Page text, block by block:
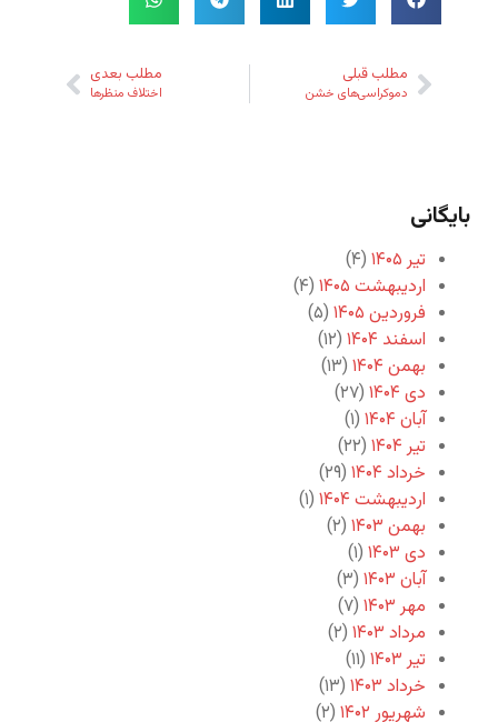
مطلب قبلی
دموکراسی‌های خشن
مطلب بعدی
اختلاف منظرها
بایگانی
تیر ۱۴۰۵
(۴)
اردیبهشت ۱۴۰۵
(۴)
فروردین ۱۴۰۵
(۵)
اسفند ۱۴۰۴
(۱۲)
بهمن ۱۴۰۴
(۱۳)
دی ۱۴۰۴
(۲۷)
آبان ۱۴۰۴
(۱)
تیر ۱۴۰۴
(۲۲)
خرداد ۱۴۰۴
(۲۹)
اردیبهشت ۱۴۰۴
(۱)
بهمن ۱۴۰۳
(۲)
دی ۱۴۰۳
(۱)
آبان ۱۴۰۳
(۳)
مهر ۱۴۰۳
(۷)
مرداد ۱۴۰۳
(۲)
تیر ۱۴۰۳
(۱۱)
خرداد ۱۴۰۳
(۱۳)
شهریور ۱۴۰۲
(۲)